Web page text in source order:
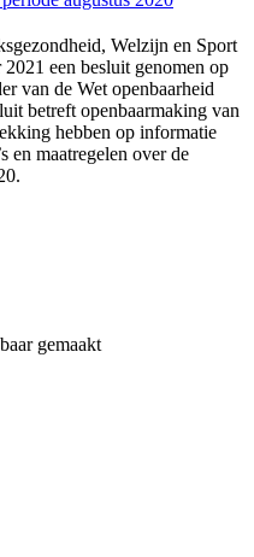
Welzijn en Sport
een besluit genomen op
van de Wet openbaarheid
betreft openbaarmaking van
hebben op informatie
en maatregelen over de
gemaakt